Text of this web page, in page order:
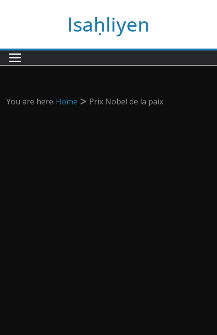
Isaḥliyen
You are here:Home Prix Nobel de la paix